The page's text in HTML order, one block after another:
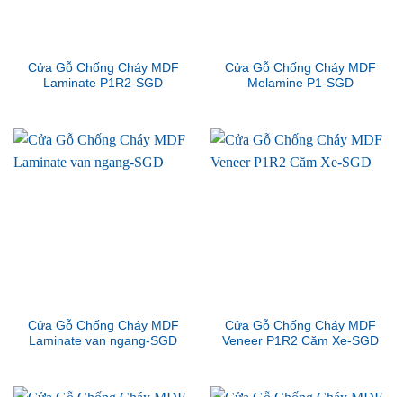
Cửa Gỗ Chống Cháy MDF
Laminate P1R2-SGD
Cửa Gỗ Chống Cháy MDF
Melamine P1-SGD
Cửa Gỗ Chống Cháy MDF
Laminate van ngang-SGD
Cửa Gỗ Chống Cháy MDF
Veneer P1R2 Căm Xe-SGD